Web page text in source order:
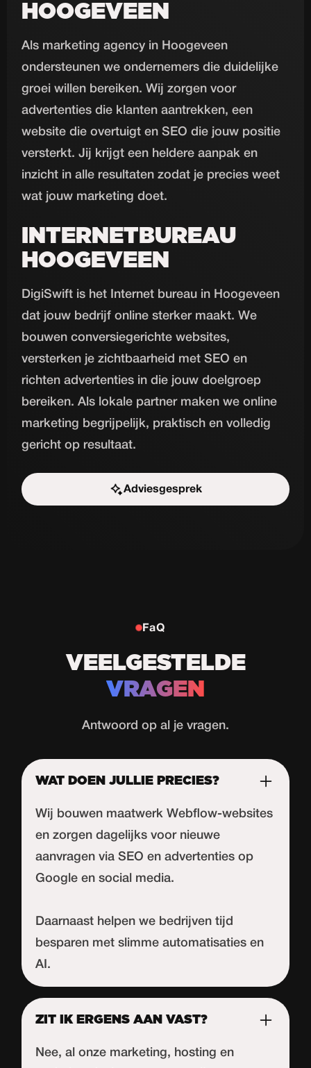
HOOGEVEEN
Als marketing agency in Hoogeveen
ondersteunen we ondernemers die duidelijke
groei willen bereiken. Wij zorgen voor
advertenties die klanten aantrekken, een
website die overtuigt en SEO die jouw positie
versterkt. Jij krijgt een heldere aanpak en
inzicht in alle resultaten zodat je precies weet
wat jouw marketing doet.
INTERNETBUREAU
HOOGEVEEN
DigiSwift is het Internet bureau in Hoogeveen
dat jouw bedrijf online sterker maakt. We
bouwen conversiegerichte websites,
versterken je zichtbaarheid met SEO en
richten advertenties in die jouw doelgroep
bereiken. Als lokale partner maken we online
marketing begrijpelijk, praktisch en volledig
gericht op resultaat.
Adviesgesprek
Start de uitdaging
FaQ
VEELGESTELDE
VRAGEN
Antwoord op al je vragen.
WAT DOEN JULLIE PRECIES?
Wij bouwen maatwerk Webflow-websites
en zorgen dagelijks voor nieuwe
aanvragen via SEO en advertenties op
Google en social media.
Daarnaast helpen we bedrijven tijd
besparen met slimme automatisaties en
AI.
ZIT IK ERGENS AAN VAST?
Nee, al onze marketing, hosting en